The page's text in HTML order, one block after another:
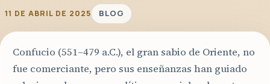
11 DE ABRIL DE 2025 BLOG
Confucio (551–479 a.C.), el gran sabio de Oriente, no
fue comerciante, pero sus enseñanzas han guiado